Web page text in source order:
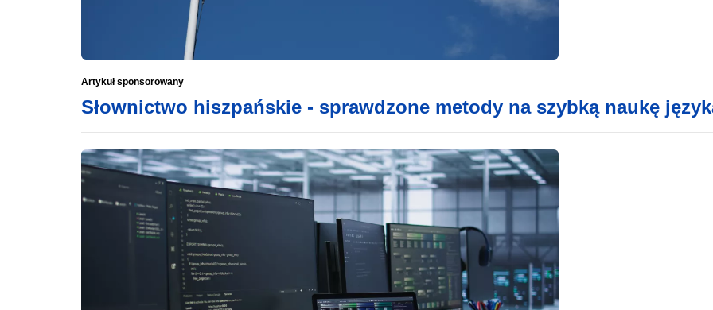
Artykuł sponsorowany
Słownictwo hiszpańskie - sprawdzone metody na szybką naukę